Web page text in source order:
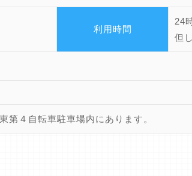
利用時間
24
但
第４自転車駐車場内にあります。